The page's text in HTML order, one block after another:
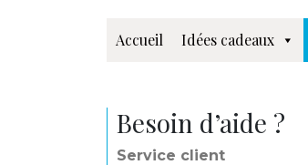
Accueil Idées cadeaux
Besoin d’aide ?
Service client